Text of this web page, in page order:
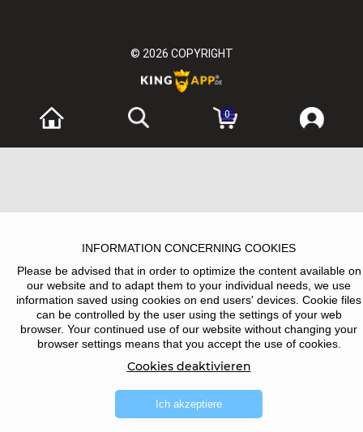
© 2026 COPYRIGHT
0
INFORMATION CONCERNING COOKIES
Please be advised that in order to optimize the content available on
our website and to adapt them to your individual needs, we use
information saved using cookies on end users' devices. Cookie files
can be controlled by the user using the settings of your web
browser. Your continued use of our website without changing your
browser settings means that you accept the use of cookies.
Cookies deaktivieren
Ich akzeptiere